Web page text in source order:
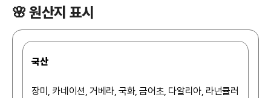
🌸 원산지 표시
국산
장미, 카네이션, 거베라, 국화, 금어초, 다알리아, 라넌큘러